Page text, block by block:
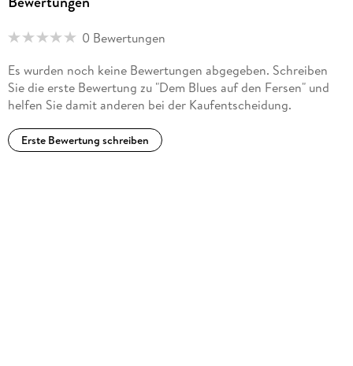
0 Bewertungen
Es wurden noch keine Bewertungen abgegeben. Schreiben
Sie die erste Bewertung zu "Dem Blues auf den Fersen" und
helfen Sie damit anderen bei der Kaufentscheidung.
Erste Bewertung schreiben